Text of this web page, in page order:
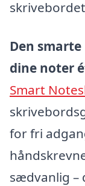
Den
dine noter
Smart
for fri
sædvanlig –